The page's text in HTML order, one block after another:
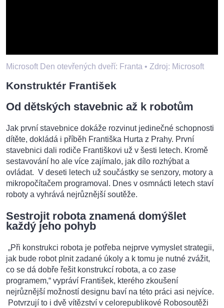
Microsoft Den otevřených dveří: Franta • Zdroj: Microsoft
Konstruktér František
Od dětských stavebnic až k robotům
Jak první stavebnice dokáže rozvinut jedinečné schopnosti
dítěte, dokládá i příběh Františka Hurta z Prahy. První
stavebnici dali rodiče Františkovi už v šesti letech. Kromě
sestavování ho ale více zajímalo, jak dílo rozhýbat a
ovládat. V deseti letech už součástky se senzory, motory a
mikropočítačem programoval. Dnes v osmnácti letech staví
roboty a vyhrává nejrůznější soutěže.
Sestrojit robota znamená domýšlet
každý jeho pohyb
„Při konstrukci robota je potřeba nejprve vymyslet strategii,
jak bude robot plnit zadané úkoly a k tomu je nutné zvážit,
co se dá dobře řešit konstrukcí robota, a co zase
programem,“ vypráví František, kterého zkoušení
nejrůznější možností designu baví na této práci asi nejvíce.
Potvrzují to i dvě vítězství v celorepublikové Robosoutěži